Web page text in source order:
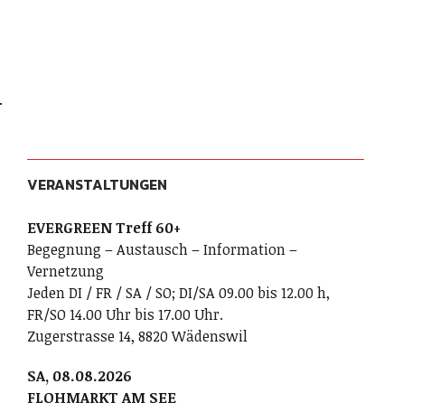
VERANSTALTUNGEN
EVERGREEN Treff 60+
Begegnung – Austausch – Information –
Vernetzung
Jeden DI / FR / SA / SO; DI/SA 09.00 bis 12.00 h,
FR/SO 14.00 Uhr bis 17.00 Uhr.
Zugerstrasse 14, 8820 Wädenswil
SA, 08.08.2026
FLOHMARKT AM SEE